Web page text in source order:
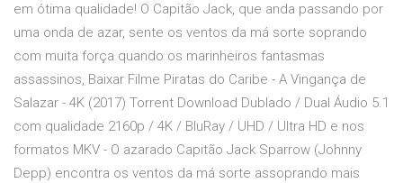
em ótima qualidade! O Capitão Jack, que anda passando por
uma onda de azar, sente os ventos da má sorte soprando
com muita força quando os marinheiros fantasmas
assassinos, Baixar Filme Piratas do Caribe - A Vingança de
Salazar - 4K (2017) Torrent Download Dublado / Dual Áudio 5.1
com qualidade 2160p / 4K / BluRay / UHD / Ultra HD e nos
formatos MKV - O azarado Capitão Jack Sparrow (Johnny
Depp) encontra os ventos da má sorte assoprando mais